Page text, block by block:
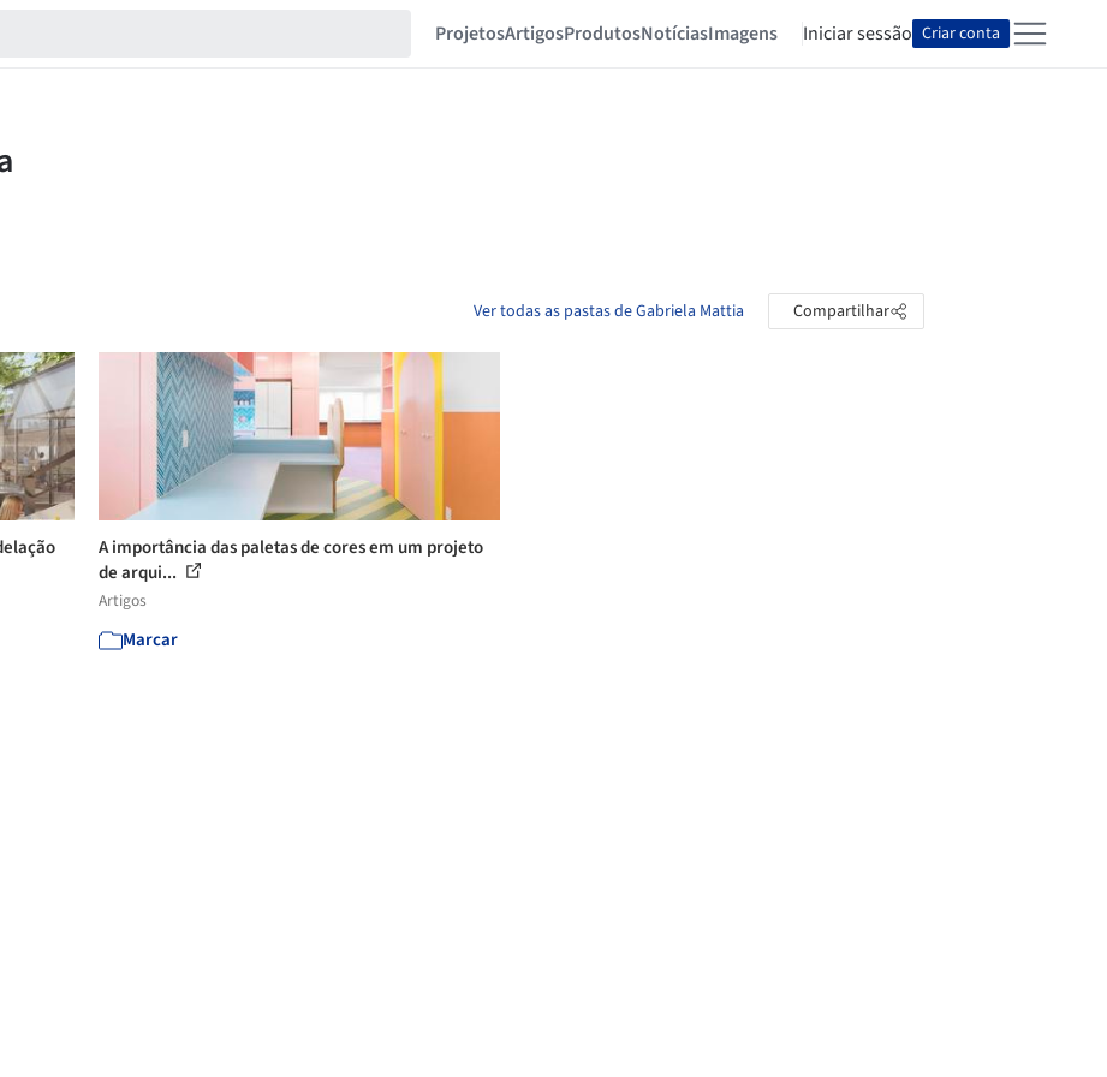
ProjetosArtigosProdutosNotíciasImagens Iniciar sessão Criar conta
Ver todas as pastas de Gabriela Mattia Compartilhar
A importância das paletas de cores em um projeto
de arqui...
Artigos
Marcar